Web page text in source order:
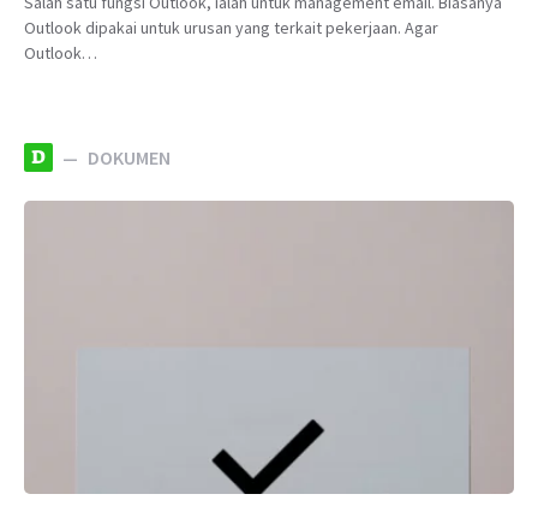
Outlook dipakai untuk urusan yang terkait pekerjaan. Agar
Outlook…
D DOKUMEN